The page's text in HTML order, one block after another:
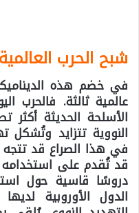
شبح الحرب
في خضم هذه
عالمية ثالثة. فالحرب
الأسلحة الحديثة أكثر
النووية تتزايد وتُشكل
في هذا الصراع قد تتجه
قد تُقدم على استخدامه
دروسًا قاسية حول
الدول الأوروبية